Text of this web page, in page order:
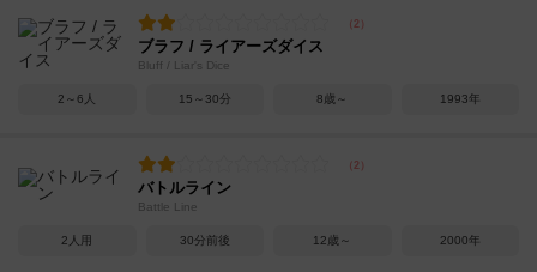
ブラフ / ライアーズダイス
Bluff / Liar's Dice
2～6人 15～30分 8歳～ 1993年
バトルライン
Battle Line
2人用 30分前後 12歳～ 2000年